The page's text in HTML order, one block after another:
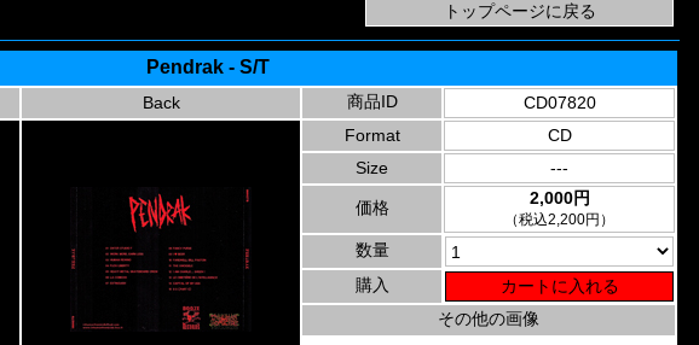
Pendrak - S/T
Back 商品ID
CD07820
Format
CD
Size
---
価格 2,000円
（税込2,200円）
数量
購入
その他の画像